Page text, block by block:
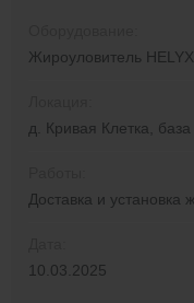
Жироуловитель HELYX
д. Кривая Клетка,
Доставка и установка
10.03.2025